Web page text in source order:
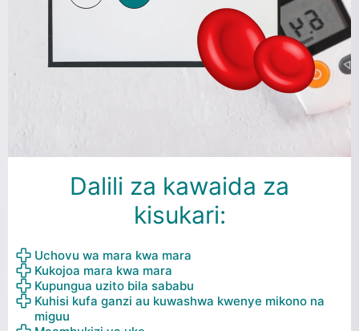
Dalili za kawaida za
kisukari:
Uchovu wa mara kwa mara
Kukojoa mara kwa mara
Kupungua uzito bila sababu
Kuhisi kufa ganzi au kuwashwa kwenye mikono na
miguu